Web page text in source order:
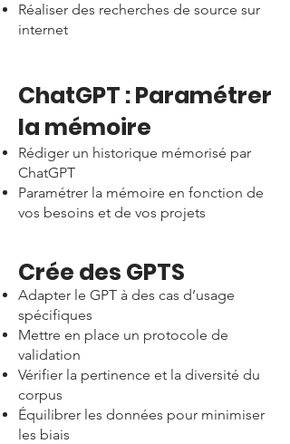
Réaliser des recherches de source sur
internet
ChatGPT : Paramétrer
la mémoire
Rédiger un historique mémorisé par
ChatGPT
Paramétrer la mémoire en fonction de
vos besoins et de vos projets
Crée des GPTS
Adapter le GPT à des cas d’usage
spécifiques
Mettre en place un protocole de
validation
Vérifier la pertinence et la diversité du
corpus
Équilibrer les données pour minimiser
les biais